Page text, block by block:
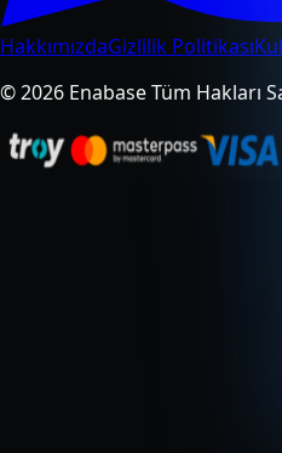
HakkımızdaGizlilik Politikası
© 2026 Enabase Tüm Hakları